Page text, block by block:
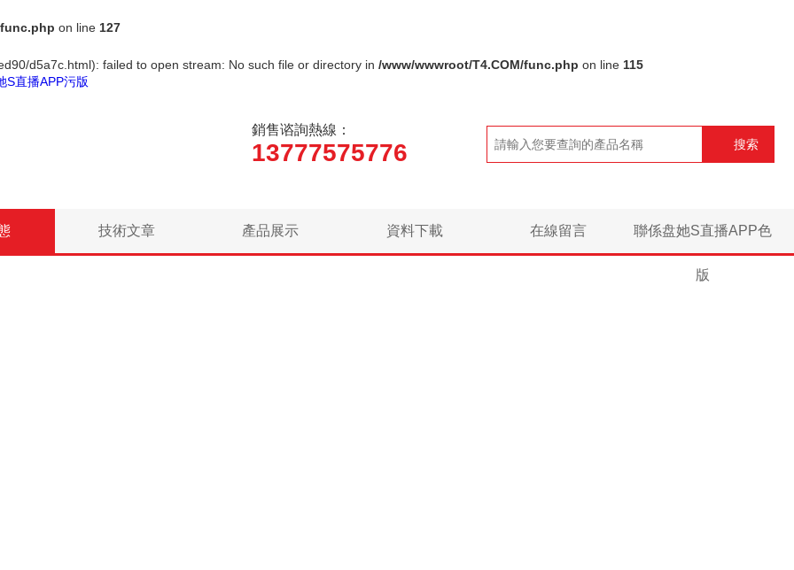
on line 127
d5a7c.html): failed to open stream: No such file or directory in /www/wwwroot/T4.COM/func.php on line 115
S直播APP污版
銷售谘詢熱線：
13777575776 搜索
技術文章 產品展示 資料下載 在線留言 聯係盘她S直播APP色
版